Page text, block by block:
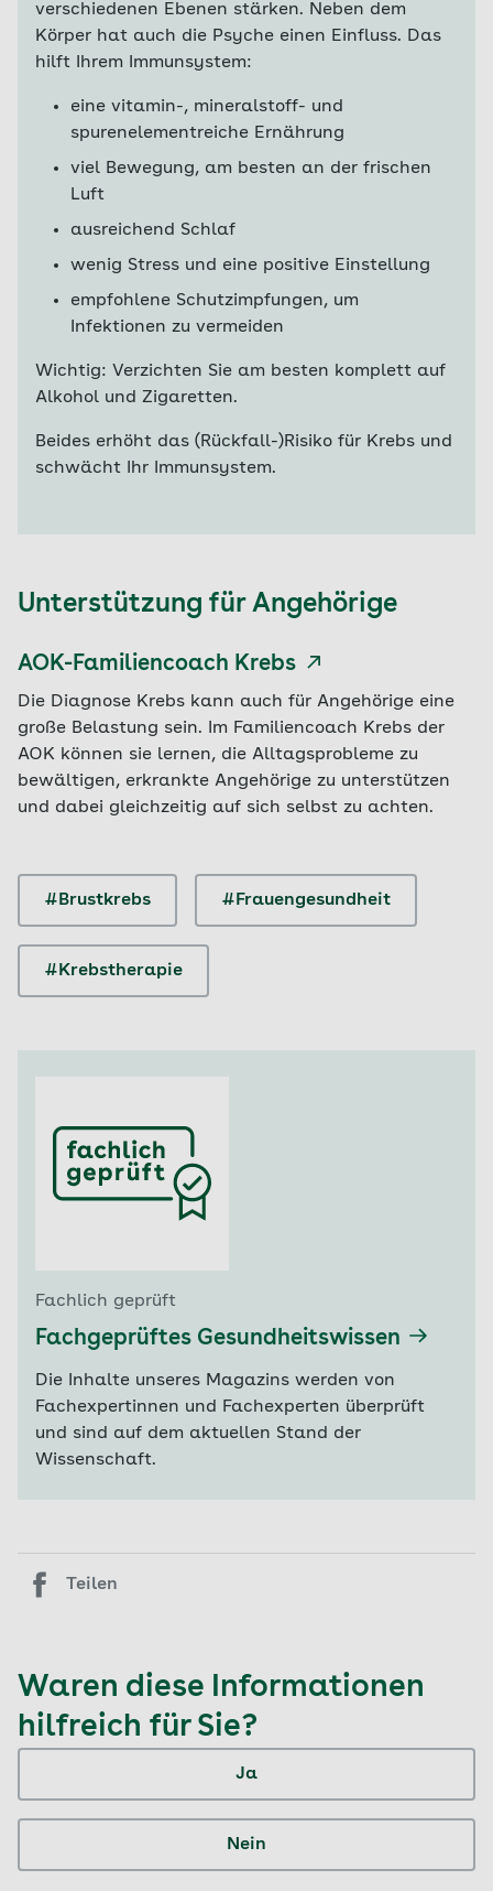
verschiedenen Ebenen stärken. Neben dem
Körper hat auch die Psyche einen Einfluss. Das
hilft Ihrem Immunsystem:
eine vitamin-, mineralstoff- und
spurenelementreiche Ernährung
viel Bewegung, am besten an der frischen
Luft
ausreichend Schlaf
wenig Stress und eine positive Einstellung
empfohlene Schutzimpfungen, um
Infektionen zu vermeiden
Wichtig: Verzichten Sie am besten komplett auf
Alkohol und Zigaretten.
Beides erhöht das (Rückfall-)Risiko für Krebs und
schwächt Ihr Immunsystem.
Unterstützung für Angehörige
AOK-Familiencoach Krebs
Die Diagnose Krebs kann auch für Angehörige eine
große Belastung sein. Im Familiencoach Krebs der
AOK können sie lernen, die Alltagsprobleme zu
bewältigen, erkrankte Angehörige zu unterstützen
und dabei gleichzeitig auf sich selbst zu achten.
#Brustkrebs #Frauengesundheit
#Krebstherapie
Fachlich geprüft
Fachgeprüftes Gesundheitswissen
Die Inhalte unseres Magazins werden von
Fachexpertinnen und Fachexperten überprüft
und sind auf dem aktuellen Stand der
Wissenschaft.
Teilen
Waren diese Informationen
hilfreich für Sie?
Ja
Nein